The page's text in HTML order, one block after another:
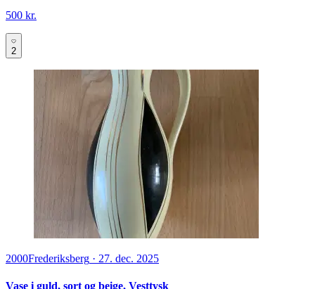
500 kr.
2
2000Frederiksberg · 27. dec. 2025
Vase i guld, sort og beige, Vesttysk